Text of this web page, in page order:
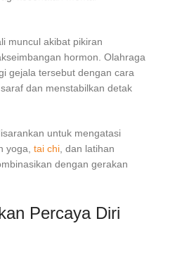
muncul akibat pikiran
hormon. Olahraga
gejala tersebut dengan cara
dan menstabilkan detak
untuk mengatasi
yoga, tai chi , dan latihan
dengan gerakan
Percaya Diri